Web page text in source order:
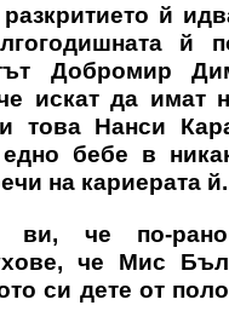
й
й
Добромир
искат да имат
това Нанси
бебе в
на кариерата й.
ви, че по-
че Мис
си дете от